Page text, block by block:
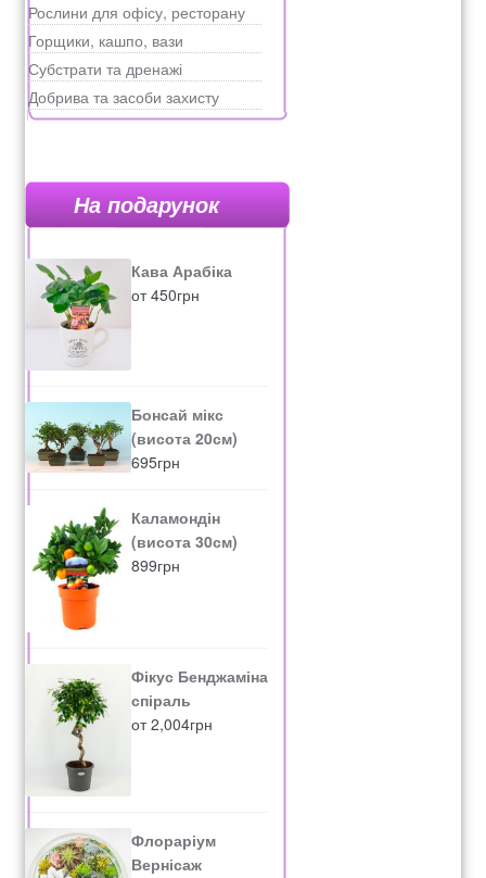
Рослини для офісу, ресторану
Горщики, кашпо, вази
Субстрати та дренажі
Добрива та засоби захисту
На подарунок
Кава Арабіка
от450грн
Бонсай мікс
(висота 20см)
695грн
Каламондін
(висота 30см)
899грн
Фікус Бенджаміна
спіраль
от2,004грн
Флораріум
Вернісаж